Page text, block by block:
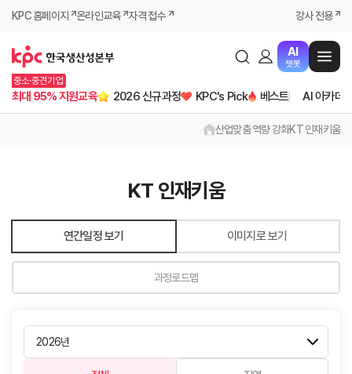
KPC 홈페이지 온라인교육 자격 접수 강사 전용
AI
챗봇
중소·중견기업
최대 95% 지원교육 2026 신규과정 KPC's Pick 베스트 AI 아카데
산업맞춤 역량 강화KT 인재키움
KT 인재키움
연간일정 보기 이미지로 보기
과정로드맵